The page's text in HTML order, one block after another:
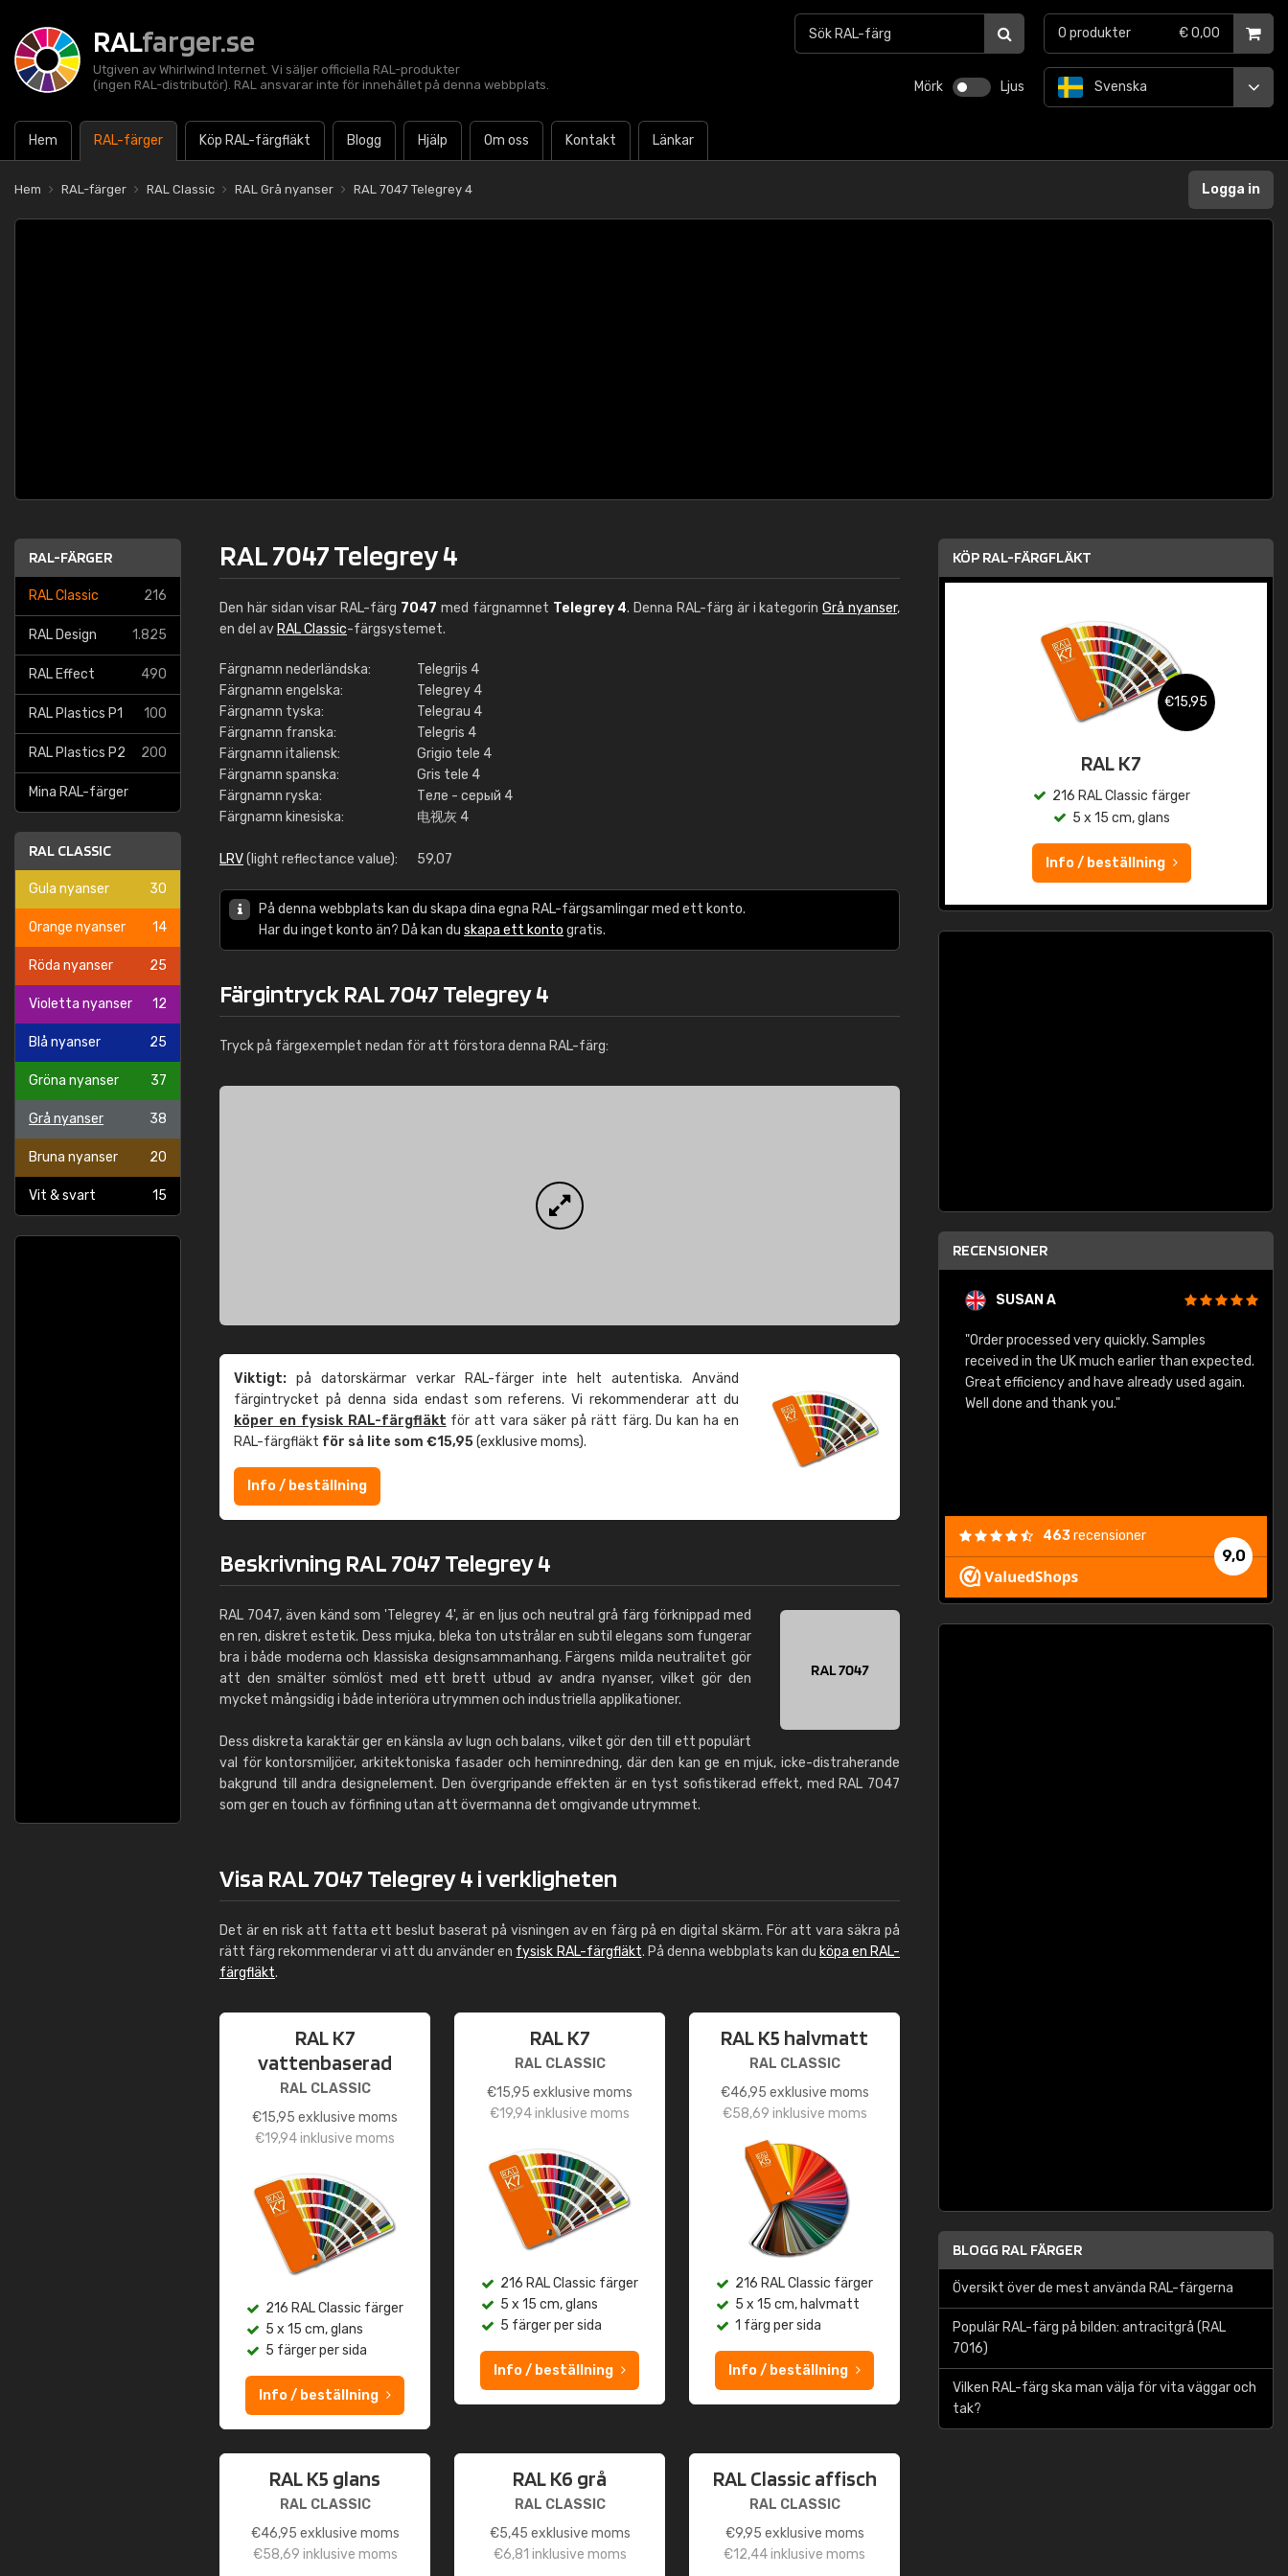
RALfarger.se
Utgiven av Whirlwind Internet. Vi säljer officiella RAL-produkter
(ingen RAL-distributör). RAL ansvarar inte för innehållet på denna webbplats.
Mörk Ljus
Hem RAL-färger Köp RAL-färgfläkt Blogg Hjälp Om oss Kontakt Länkar
Svenska
0 produkter € 0,00
Hem RAL-färger RAL Classic RAL Grå nyanser RAL 7047 Telegrey 4 Logga in
RAL-FÄRGER
RAL Classic 216
RAL Design 1.825
RAL Effect 490
RAL Plastics P1 100
RAL Plastics P2 200
Mina RAL-färger
RAL CLASSIC
Gula nyanser 30
Orange nyanser 14
Röda nyanser 25
Violetta nyanser 12
Blå nyanser 25
Gröna nyanser 37
Grå nyanser 38
Bruna nyanser 20
Vit & svart 15
RAL 7047 Telegrey 4
Den här sidan visar RAL-färg 7047 med färgnamnet Telegrey 4. Denna RAL-färg är i kategorinGrå nyanser,
en del av RAL Classic-färgsystemet.
Färgnamn nederländska:
Telegrijs 4
Färgnamn engelska:
Telegrey 4
Färgnamn tyska:
Telegrau 4
Färgnamn franska:
Telegris 4
Färgnamn italiensk:
Grigio tele 4
Färgnamn spanska:
Gris tele 4
Färgnamn ryska:
Теле - серый 4
Färgnamn kinesiska:
电视灰 4
LRV(light reflectance value): 59,07
På denna webbplats kan du skapa dina egna RAL-färgsamlingar med ett konto.
Har du inget konto än? Då kan du skapa ett konto gratis.
Färgintryck RAL 7047 Telegrey 4
Tryck på färgexemplet nedan för att förstora denna RAL-färg:
Viktigt: på datorskärmar verkar RAL-färger inte helt autentiska. Använd
färgintrycket på denna sida endast som referens. Vi rekommenderar att du
köper en fysisk RAL-färgfläkt för att vara säker på rätt färg. Du kan ha en
RAL-färgfläkt för så lite som €15,95(exklusive moms).
Info / beställning
Beskrivning RAL 7047 Telegrey 4
RAL 7047, även känd som 'Telegrey 4', är en ljus och neutral grå färg förknippad med
en ren, diskret estetik. Dess mjuka, bleka ton utstrålar en subtil elegans som fungerar
bra i både moderna och klassiska designsammanhang. Färgens milda neutralitet gör
att den smälter sömlöst med ett brett utbud av andra nyanser, vilket gör den
mycket mångsidig i både interiöra utrymmen och industriella applikationer.
Dess diskreta karaktär ger en känsla av lugn och balans, vilket gör den till ett populärt
val för kontorsmiljöer, arkitektoniska fasader och heminredning, där den kan ge en mjuk, icke-distraherande
bakgrund till andra designelement. Den övergripande effekten är en tyst sofistikerad effekt, med RAL 7047
som ger en touch av förfining utan att övermanna det omgivande utrymmet.
Visa RAL 7047 Telegrey 4 i verkligheten
Det är en risk att fatta ett beslut baserat på visningen av en färg på en digital skärm. För att vara säkra på
rätt färg rekommenderar vi att du använder en fysisk RAL-färgfläkt. På denna webbplats kan du köpa en RAL-
färgfläkt.
RAL K7
vattenbaserad
RAL CLASSIC
€15,95 exklusive moms
€19,94inklusive moms
216 RAL Classic färger
5 x 15 cm, glans
5 färger per sida
Info / beställning
RAL K7
RAL CLASSIC
€15,95 exklusive moms
€19,94inklusive moms
216 RAL Classic färger
5 x 15 cm, glans
5 färger per sida
Info / beställning
RAL K5 halvmatt
RAL CLASSIC
€46,95 exklusive moms
€58,69 inklusive moms
216 RAL Classic färger
5 x 15 cm, halvmatt
1 färg per sida
Info / beställning
RAL K5 glans
RAL CLASSIC
€46,95 exklusive moms
€58,69 inklusive moms
RAL K6 grå
RAL CLASSIC
€5,45 exklusive moms
€6,81 inklusive moms
RAL Classic affisch
RAL CLASSIC
€9,95 exklusive moms
€12,44inklusive moms
KÖP RAL-FÄRGFLÄKT
€15,95
RAL K7
216 RAL Classic färger
5 x 15 cm, glans
Info / beställning
RECENSIONER
SUSAN A
"Order processed very quickly. Samples
received in the UK much earlier than expected.
Great efficiency and have already used again.
Well done and thank you."
9,0
463recensioner
BLOGG RAL FÄRGER
Översikt över de mest använda RAL-färgerna
Populär RAL-färg på bilden: antracitgrå (RAL
7016)
Vilken RAL-färg ska man välja för vita väggar och
tak?